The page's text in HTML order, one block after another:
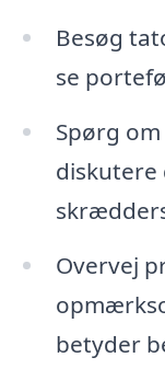
Besøg
se
Spørg
diskutere
Overvej
betyder